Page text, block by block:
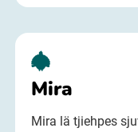
Mira
Mira lä tjiehpes